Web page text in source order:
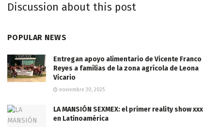
Discussion about this post
POPULAR NEWS
Entregan apoyo alimentario de Vicente Franco
Reyes a familias de la zona agrícola de Leona
Vicario
noviembre 30, 2025
LA MANSIÓN SEXMEX: el primer reality show xxx
en Latinoamérica